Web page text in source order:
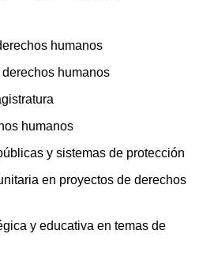
humanos
humanos
humanos
y sistemas de protección
en proyectos de derechos
y educativa en temas de